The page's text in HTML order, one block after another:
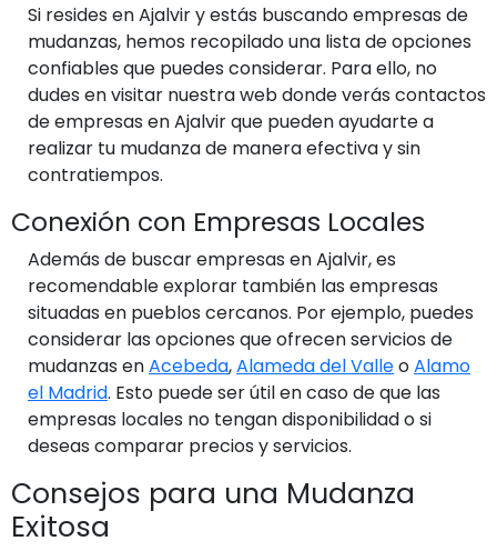
Si resides en Ajalvir y estás buscando empresas de
mudanzas, hemos recopilado una lista de opciones
confiables que puedes considerar. Para ello, no
dudes en visitar nuestra web donde verás contactos
de empresas en Ajalvir que pueden ayudarte a
realizar tu mudanza de manera efectiva y sin
contratiempos.
Conexión con Empresas Locales
Además de buscar empresas en Ajalvir, es
recomendable explorar también las empresas
situadas en pueblos cercanos. Por ejemplo, puedes
considerar las opciones que ofrecen servicios de
mudanzas enAcebeda,Alameda del ValleoAlamo
el Madrid. Esto puede ser útil en caso de que las
empresas locales no tengan disponibilidad o si
deseas comparar precios y servicios.
Consejos para una Mudanza
Exitosa